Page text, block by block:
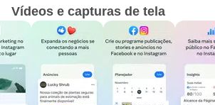
que é mais importante
Vídeos e capturas de tela